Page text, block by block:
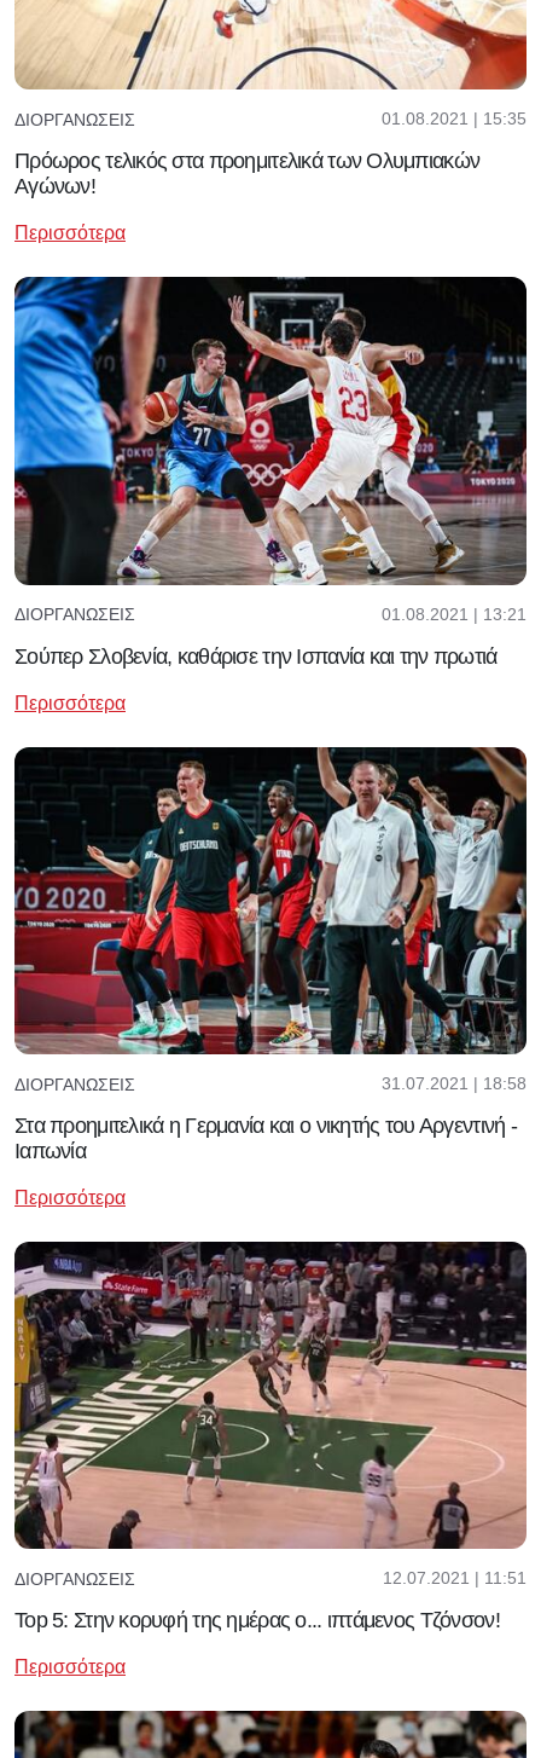
ΔΙΟΡΓΑΝΏΣΕΙΣ 01.08.2021 | 15:35
Πρόωρος τελικός στα προημιτελικά των Ολυμπιακών
Αγώνων!
Περισσότερα
ΔΙΟΡΓΑΝΏΣΕΙΣ 01.08.2021 | 13:21
Σούπερ Σλοβενία, καθάρισε την Ισπανία και την πρωτιά
Περισσότερα
ΔΙΟΡΓΑΝΏΣΕΙΣ 31.07.2021 | 18:58
Στα προημιτελικά η Γερμανία και ο νικητής του Αργεντινή -
Ιαπωνία
Περισσότερα
ΔΙΟΡΓΑΝΏΣΕΙΣ 12.07.2021 | 11:51
Top 5: Στην κορυφή της ημέρας ο... ιπτάμενος Τζόνσον!
Περισσότερα